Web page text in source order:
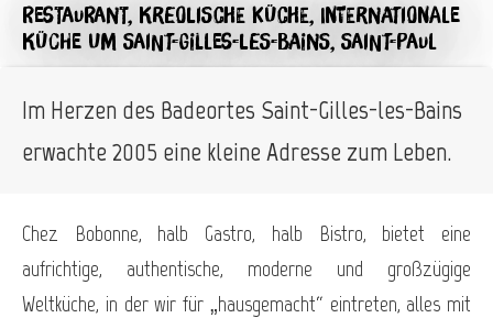
RESTAURANT, KREOLISCHE KÜCHE, INTERNATIONALE
KÜCHE UM SAINT-GILLES-LES-BAINS, SAINT-PAUL
Im Herzen des Badeortes Saint-Gilles-les-Bains
erwachte 2005 eine kleine Adresse zum Leben.
Chez Bobonne, halb Gastro, halb Bistro, bietet eine
aufrichtige, authentische, moderne und großzügige
Weltküche, in der wir für „hausgemacht“ eintreten, alles mit